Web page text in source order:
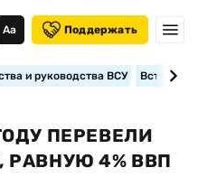
Аа Поддержать
и руководства ВСУ
ПЕРЕВЕЛИ
4% ВВП